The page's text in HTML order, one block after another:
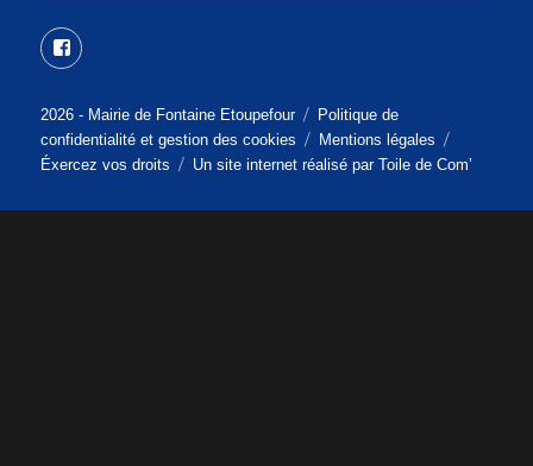
2026 - Mairie de Fontaine Etoupefour
Politique de
confidentialité et gestion des cookies
Mentions légales
Éxercez vos droits
Un site internet réalisé parToile de Com’